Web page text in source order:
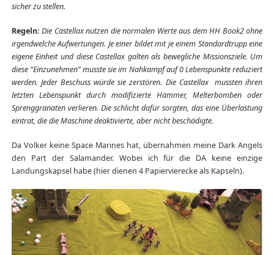
sicher zu stellen.
Regeln: Die Castellax nutzen die normalen Werte aus dem HH Book2 ohne
irgendwelche Aufwertungen. Je einer bildet mit je einem Standardtrupp eine
eigene Einheit und diese Castellax galten als bewegliche Missionsziele. Um
diese “Einzunehmen” musste sie im Nahkampf auf 0 Lebenspunkte reduziert
werden. Jeder Beschuss würde sie zerstören. Die Castellax mussten ihren
letzten Lebenspunkt durch modifizierte Hämmer, Melterbomben oder
Sprenggranaten verlieren. Die schlicht dafür sorgten, das eine Überlastung
eintrat, die die Maschine deaktivierte, aber nicht beschädigte.
Da Volker keine Space Marines hat, übernahmen meine Dark Angels
den Part der Salamander. Wobei ich für die DA keine einzige
Landungskapsel habe (hier dienen 4 Papiervierecke als Kapseln).